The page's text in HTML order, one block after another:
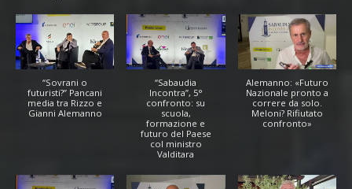
“Sovrani o
futuristi?” Pancani
media tra Rizzo e
Gianni Alemanno
“Sabaudia
Incontra”, 5°
confronto: su
scuola,
formazione e
futuro del Paese
col ministro
Valditara
Alemanno: «Futuro
Nazionale pronto a
correre da solo.
Meloni? Rifiutato
confronto»